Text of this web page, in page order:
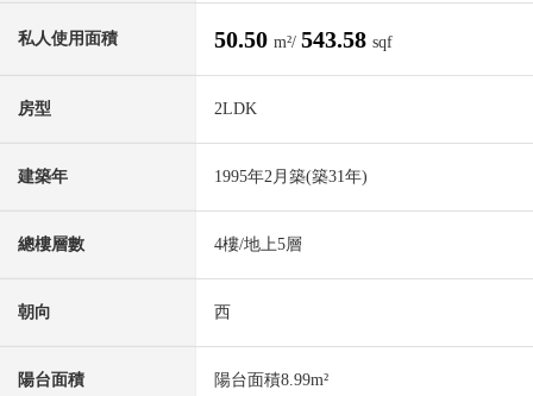
私人使用面積 50.50 m²/ 543.58 sqf
房型 2LDK
建築年 1995年2月築(築31年)
總樓層數 4樓/地上5層
朝向 西
陽台面積 陽台面積8.99m²